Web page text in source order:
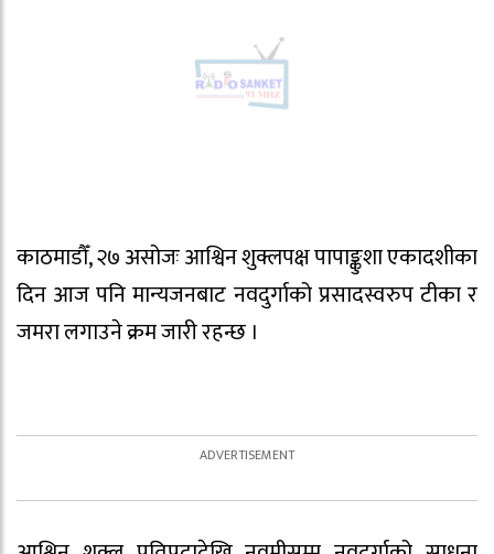
काठमाडौँ, २७ असोजः आश्विन शुक्लपक्ष पापाङ्कुशा एकादशीका
दिन आज पनि मान्यजनबाट नवदुर्गाको प्रसादस्वरुप टीका र
जमरा लगाउने क्रम जारी रहन्छ ।